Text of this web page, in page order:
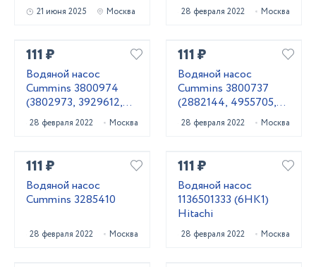
21 июня 2025 Москва 28 февраля 2022 Москва
111 ₽
Водяной насос
Cummins 3800974
(3802973, 3929612,
3285323, 4376357,
4955529, 3802442,
28 февраля 2022 Москва
111 ₽
Водяной насос
Cummins 3800737
(2882144, 4955705,
3803403, 3803260)
28 февраля 2022 Москва
111 ₽
Водяной насос
Cummins 3285410
28 февраля 2022 Москва
111 ₽
Водяной насос
1136501333 (6HK1)
Hitachi
28 февраля 2022 Москва